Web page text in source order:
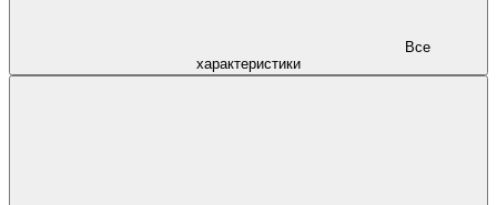
характеристики